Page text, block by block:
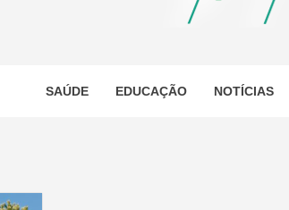
SAÚDE EDUCAÇÃO NOTÍCIAS